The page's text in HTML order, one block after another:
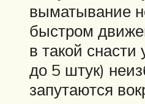
выматывание
быстром
в такой снасти
до 5 штук)
запутаются